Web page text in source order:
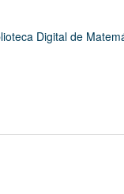
Digital de